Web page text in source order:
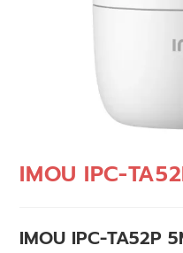
IMOU IPC-
IMOU IPC-TA52P